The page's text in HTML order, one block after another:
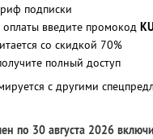
подписки
оплаты введите промокод
со скидкой 70%
полный доступ
с другими
по 30 августа 2026